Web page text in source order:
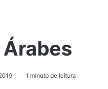
1 minuto de leitura